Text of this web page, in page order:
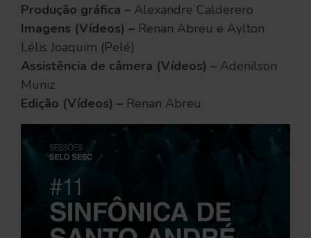
Produção gráfica – Alexandre Calderero
Imagens (Vídeos) – Renan Abreu e Aylton
Lélis Joaquim (Pelé)
Assistência de câmera (Vídeos) – Adenilson
Muniz
Edição (Vídeos) – Renan Abreu